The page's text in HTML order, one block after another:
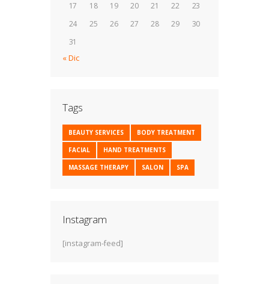
17
18 19 20 21 22
23
24
25 26 27 28 29
30
31
« Dic
Tags
BEAUTY SERVICES BODY TREATMENT
FACIAL HAND TREATMENTS
MASSAGE THERAPY SALON SPA
Instagram
[instagram-feed]